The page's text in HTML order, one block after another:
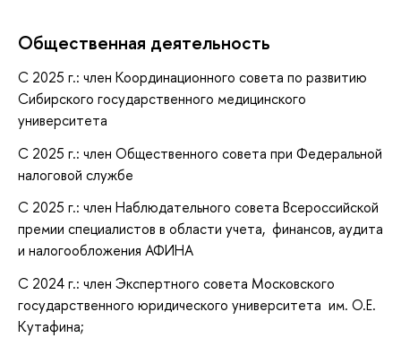
Общественная деятельность
С 2025 г.: член Координационного совета по развитию
Сибирского государственного медицинского
университета
С 2025 г.: член Общественного совета при Федеральной
налоговой службе
С 2025 г.: член Наблюдательного совета Всероссийской
премии специалистов в области учета, финансов, аудита
и налогообложения АФИНА
С 2024 г.: член Экспертного совета Московского
государственного юридического университета им. О.Е.
Кутафина;